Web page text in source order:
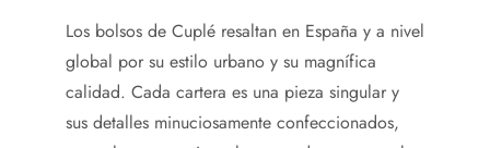
Los bolsos de Cuplé resaltan en España y a nivel
global por su estilo urbano y su magnífica
calidad. Cada cartera es una pieza singular y
sus detalles minuciosamente confeccionados,